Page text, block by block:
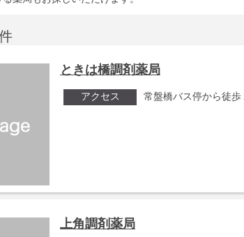
ときは橋調剤薬局
アクセス 常盤橋バス停から徒歩
上角調剤薬局